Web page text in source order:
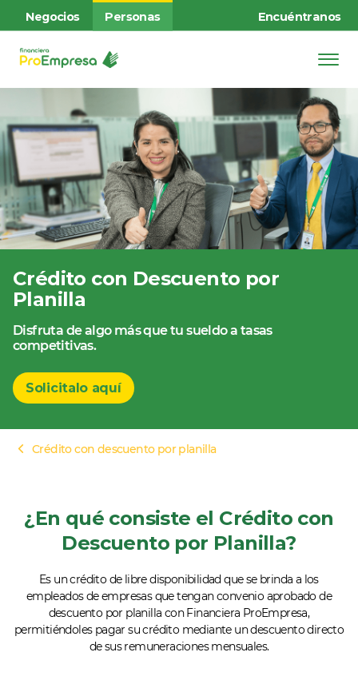
Negocios Personas Encuéntranos
Crédito con Descuento por
Planilla
Disfruta de algo más que tu sueldo a tasas
competitivas.
Solicitalo aquí
Crédito con descuento por planilla
¿En qué consiste el Crédito con
Descuento por Planilla?
Es un crédito de libre disponibilidad que se brinda a los
empleados de empresas que tengan convenio aprobado de
descuento por planilla con Financiera ProEmpresa,
permitiéndoles pagar su crédito mediante un descuento directo
de sus remuneraciones mensuales.